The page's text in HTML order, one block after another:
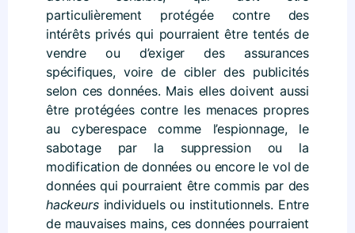
particulièrement protégée contre des
intérêts privés qui pourraient être tentés de
vendre ou d’exiger des assurances
spécifiques, voire de cibler des publicités
selon ces données. Mais elles doivent aussi
être protégées contre les menaces propres
au cyberespace comme l’espionnage, le
sabotage par la suppression ou la
modification de données ou encore le vol de
données qui pourraient être commis par des
hackeursindividuels ou institutionnels. Entre
de mauvaises mains, ces données pourraient